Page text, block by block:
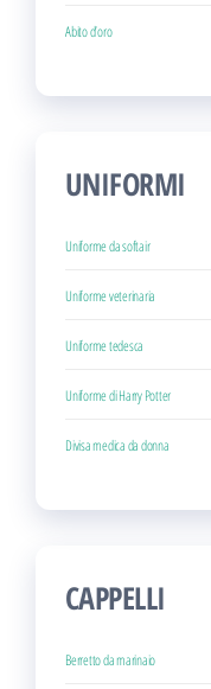
Abito d’oro
UNIFORMI
Uniforme da softair
Uniforme veterinaria
Uniforme tedesca
Uniforme di Harry Potter
Divisa medica da donna
CAPPELLI
Berretto da marinaio